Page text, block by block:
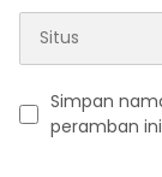
Simpan
peramban